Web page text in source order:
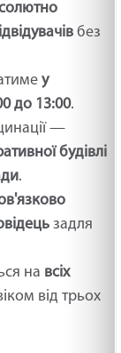
без
у
до 13:00.
—
будівлі
.
задля
на всіх
від трьох